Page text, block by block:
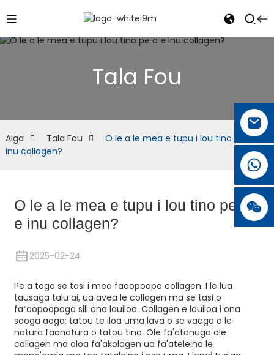
Tala Fou
Aiga Tala Fou
O le a le mea e tupu i lou tino pe a e
inu collagen?
O le a le mea e tupu i lou tino pe a
e inu collagen?
2025-02-24
Pe a tago se tasi i mea faaopoopo collagen. I le lua
tausaga talu ai, ua avea le collagen ma se tasi o
faʻaopoopoga sili ona lauiloa. Collagen e lauiloa i ona
sooga aoga; tatou te iloa uma lava o se vaega o le
natura faanatura o tatou tino. Ole fa'atonuga ole
collagen ma oloa fa'akolagen ua fa'ateleina le